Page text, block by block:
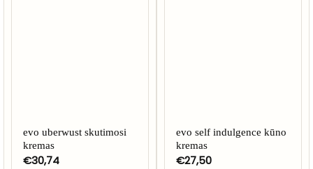
evo uberwust skutimosi
kremas
€30,74
evo self indulgence kūno
kremas
€27,50